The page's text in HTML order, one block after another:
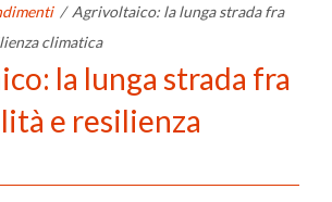
/ Agrivoltaico: la lunga strada fra
climatica
la lunga strada fra
e resilienza